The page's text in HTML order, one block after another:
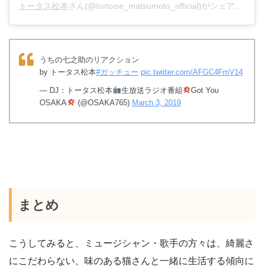
トータス松本さん(@tortoise_matsumoto_official)がシェアした投稿 –
うちの七之助のリアクション
by トータス松本#ガッチュー pic.twitter.com/AFGC4FmV14
— DJ：トータス松本 生放送ラジオ番組
Got You
OSAKA
(@OSAKA765) March 3, 2019
まとめ
こうしてみると、ミュージシャン・歌手の方々は、綺麗さ
にこだわらない、味のある猫さんと一緒に生活する傾向に